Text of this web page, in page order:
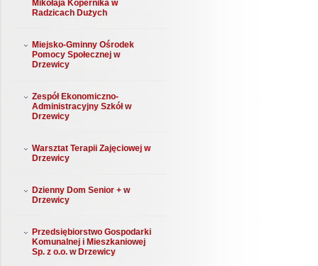
Mikołaja Kopernika w
Radzicach Dużych
Miejsko-Gminny Ośrodek
Pomocy Społecznej w
Drzewicy
Zespół Ekonomiczno-
Administracyjny Szkół w
Drzewicy
Warsztat Terapii Zajęciowej w
Drzewicy
Dzienny Dom Senior + w
Drzewicy
Przedsiębiorstwo Gospodarki
Komunalnej i Mieszkaniowej
Sp. z o.o. w Drzewicy